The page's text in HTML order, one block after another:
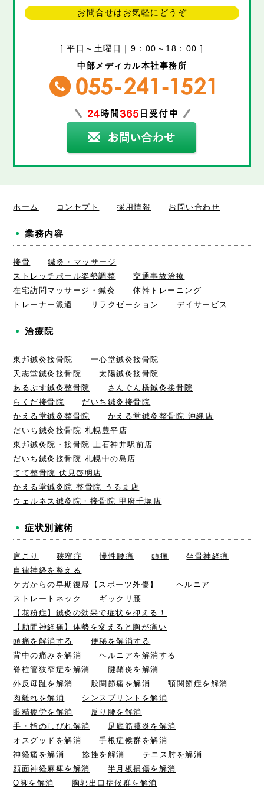
お問合せはお気軽にどうぞ
[ 平日～土曜日｜9：00～18：00 ]
中部メディカル本社事務所
ホーム コンセプト 採用情報 お問い合わせ
業務内容
接骨
鍼灸・マッサージ
ストレッチポール姿勢調整
交通事故治療
在宅訪問マッサージ・鍼灸
体幹トレーニング
トレーナー派遣
リラクゼーション デイサービス
治療院
東邦鍼灸接骨院
一心堂鍼灸接骨院
天志堂鍼灸接骨院
太陽鍼灸接骨院
あるぷす鍼灸整骨院
さんぐん橋鍼灸接骨院
らくだ接骨院
だいち鍼灸接骨院
かえる堂鍼灸整骨院
かえる堂鍼灸整骨院 沖縄店
だいち鍼灸接骨院 札幌豊平店
東邦鍼灸院・接骨院 上石神井駅前店
だいち鍼灸接骨院 札幌中の島店
てて整骨院 伏見啓明店
かえる堂鍼灸院 整骨院 うるま店
ウェルネス鍼灸院・接骨院 甲府千塚店
症状別施術
肩こり 狭窄症 慢性腰痛 頭痛
坐骨神経痛
自律神経を整える
ケガからの早期復帰【スポーツ外傷】
ヘルニア
ストレートネック
ギックリ腰
【花粉症】鍼灸の効果で症状を抑える！
【肋間神経痛】体勢を変えると胸が痛い
頭痛を解消する
便秘を解消する
背中の痛みを解消
ヘルニアを解消する
脊柱管狭窄症を解消
腱鞘炎を解消
外反母趾を解消
股関節痛を解消
顎関節症を解消
肉離れを解消
シンスプリントを解消
眼精疲労を解消
反り腰を解消
手・指のしびれ解消
足底筋膜炎を解消
オスグッドを解消
手根症候群を解消
神経痛を解消
捻挫を解消
テニス肘を解消
顔面神経麻痺を解消
半月板損傷を解消
O脚を解消
胸郭出口症候群を解消